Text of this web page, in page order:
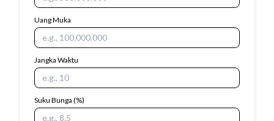
Uang Muka
Jangka Waktu
Suku Bunga (%)